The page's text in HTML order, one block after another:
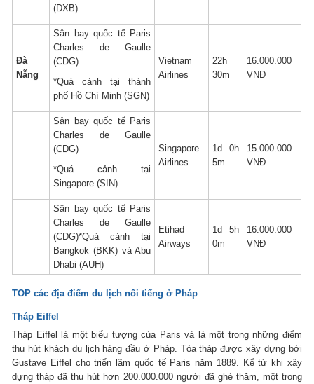
(DXB)
Đà
Nẵng
Sân bay quốc tế Paris
Charles de Gaulle
(CDG)
*Quá cảnh tại thành
phố Hồ Chí Minh (SGN)
Vietnam
Airlines
22h
30m
16.000.000
VNĐ
Sân bay quốc tế Paris
Charles de Gaulle
(CDG)
*Quá cảnh tại
Singapore (SIN)
Singapore
Airlines
1d 0h
5m
15.000.000
VNĐ
Sân bay quốc tế Paris
Charles de Gaulle
(CDG)*Quá cảnh tại
Bangkok (BKK) và Abu
Dhabi (AUH)
Etihad
Airways
1d 5h
0m
16.000.000
VNĐ
TOP các địa điểm du lịch nổi tiếng ở Pháp
Tháp Eiffel
Tháp Eiffel là một biểu tượng của Paris và là một trong những điểm
thu hút khách du lịch hàng đầu ở Pháp. Tòa tháp được xây dựng bởi
Gustave Eiffel cho triển lãm quốc tế Paris năm 1889. Kể từ khi xây
dựng tháp đã thu hút hơn 200.000.000 người đã ghé thăm, một trong